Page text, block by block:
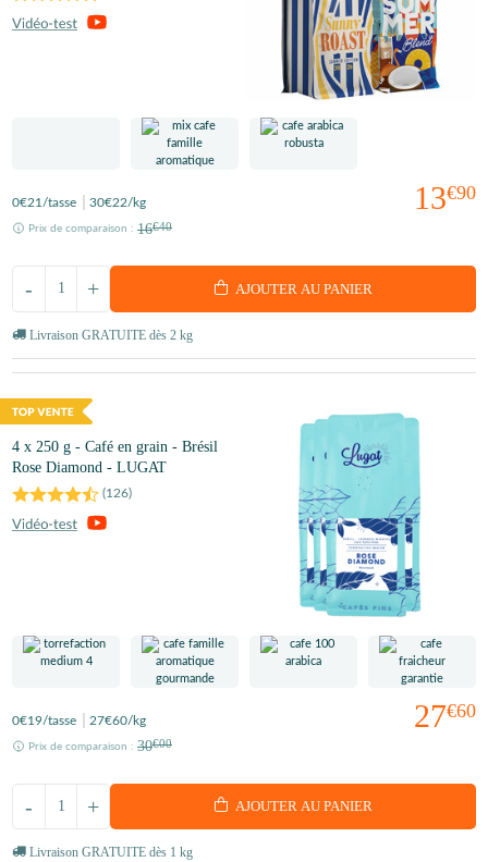
13€90
0€21 /tasse 30€22/kg
Prix de comparaison : 16€40
+
- AJOUTER AU PANIER
Livraison GRATUITE dès 2 kg
4 x 250 g - Café en grain - Brésil
Rose Diamond - LUGAT
(126)
27€60
0€19/tasse 27€60/kg
Prix de comparaison : 30€00
+
- AJOUTER AU PANIER
Livraison GRATUITE dès 1 kg